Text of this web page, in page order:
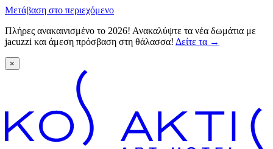
Μετάβαση στο περιεχόμενο
Πλήρες ανακαινισμένο το 2026! Ανακαλύψτε τα νέα δωμάτια με
jacuzzi και άμεση πρόσβαση στη θάλασσα! Δείτε τα →
×